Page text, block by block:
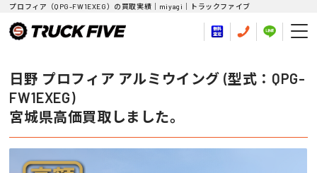
プロフィア（QPG-FW1EXEG）の買取実績｜miyagi｜トラックファイブ
日野 プロフィア アルミウイング (型式：QPG-
FW1EXEG)
宮城県高価買取しました。